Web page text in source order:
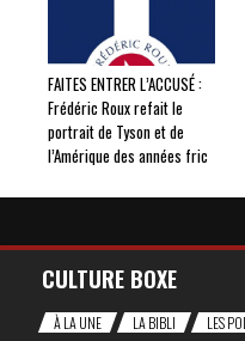
FAITES ENTRER L’ACCUSÉ :
Frédéric Roux refait le
portrait de Tyson et de
l’Amérique des années fric
CULTURE BOXE
À LA UNE LA BIBLI
LES